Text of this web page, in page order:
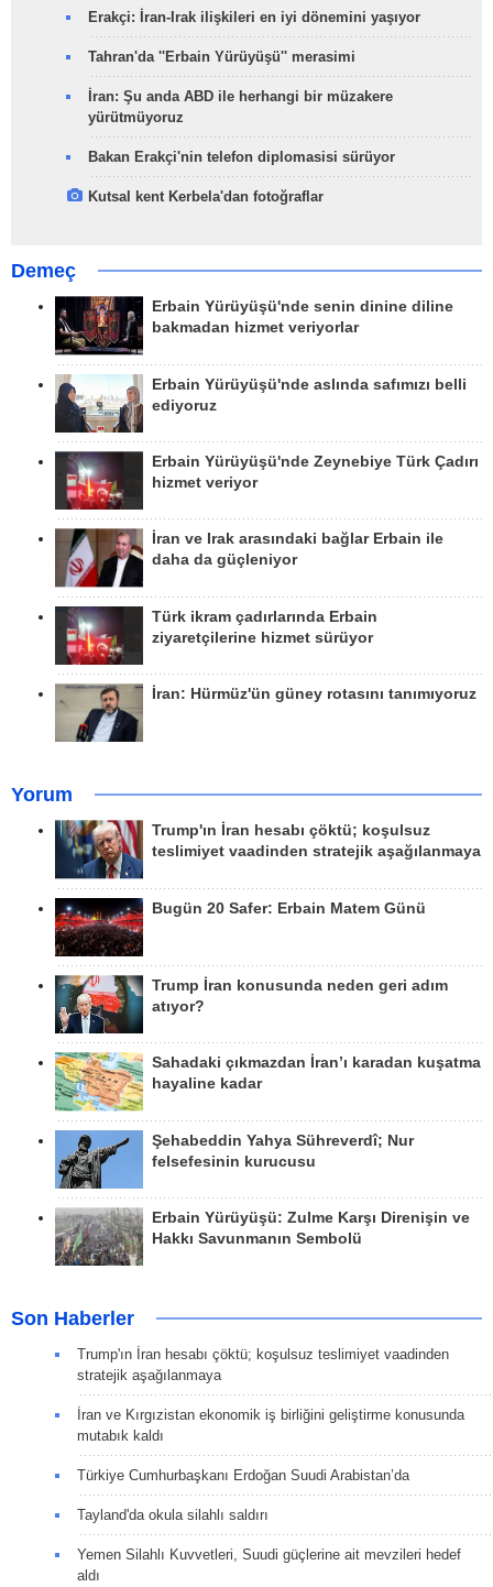
Erakçi: İran-Irak ilişkileri en iyi dönemini yaşıyor
Tahran'da ''Erbain Yürüyüşü'' merasimi
İran: Şu anda ABD ile herhangi bir müzakere
yürütmüyoruz
Bakan Erakçi'nin telefon diplomasisi sürüyor
Kutsal kent Kerbela'dan fotoğraflar
Demeç
Erbain Yürüyüşü'nde senin dinine diline
bakmadan hizmet veriyorlar
Erbain Yürüyüşü'nde aslında safımızı belli
ediyoruz
Erbain Yürüyüşü'nde Zeynebiye Türk Çadırı
hizmet veriyor
İran ve Irak arasındaki bağlar Erbain ile
daha da güçleniyor
Türk ikram çadırlarında Erbain
ziyaretçilerine hizmet sürüyor
İran: Hürmüz'ün güney rotasını tanımıyoruz
Yorum
Trump'ın İran hesabı çöktü; koşulsuz
teslimiyet vaadinden stratejik aşağılanmaya
Bugün 20 Safer: Erbain Matem Günü
Trump İran konusunda neden geri adım
atıyor?
Sahadaki çıkmazdan İran’ı karadan kuşatma
hayaline kadar
Şehabeddin Yahya Sühreverdî; Nur
felsefesinin kurucusu
Erbain Yürüyüşü: Zulme Karşı Direnişin ve
Hakkı Savunmanın Sembolü
Son Haberler
Trump'ın İran hesabı çöktü; koşulsuz teslimiyet vaadinden
stratejik aşağılanmaya
İran ve Kırgızistan ekonomik iş birliğini geliştirme konusunda
mutabık kaldı
Türkiye Cumhurbaşkanı Erdoğan Suudi Arabistan’da
Tayland'da okula silahlı saldırı
Yemen Silahlı Kuvvetleri, Suudi güçlerine ait mevzileri hedef
aldı